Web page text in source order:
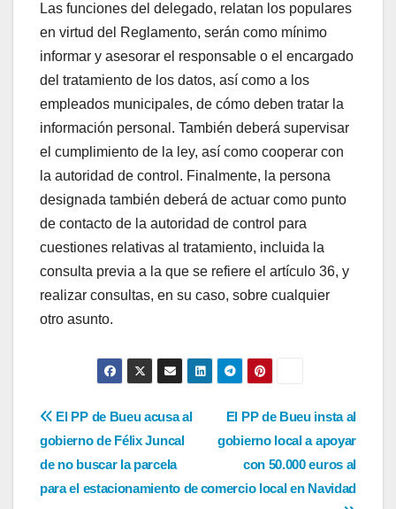
Las funciones del delegado, relatan los populares
en virtud del Reglamento, serán como mínimo
informar y asesorar el responsable o el encargado
del tratamiento de los datos, así como a los
empleados municipales, de cómo deben tratar la
información personal. También deberá supervisar
el cumplimiento de la ley, así como cooperar con
la autoridad de control. Finalmente, la persona
designada también deberá de actuar como punto
de contacto de la autoridad de control para
cuestiones relativas al tratamiento, incluida la
consulta previa a la que se refiere el artículo 36, y
realizar consultas, en su caso, sobre cualquier
otro asunto.
Navegación
de
entradas
El PP de Bueu insta al
gobierno local a apoyar
con 50.000 euros al
comercio local en Navidad
El PP de Bueu acusa al
gobierno de Félix Juncal
de no buscar la parcela
para el estacionamiento de